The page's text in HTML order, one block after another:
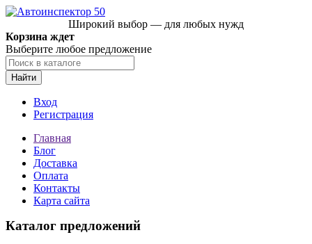
Широкий выбор — для любых нужд
Корзина ждет
Выберите любое предложение
Найти
Вход
Регистрация
Главная
Блог
Доставка
Оплата
Контакты
Карта сайта
Каталог предложений